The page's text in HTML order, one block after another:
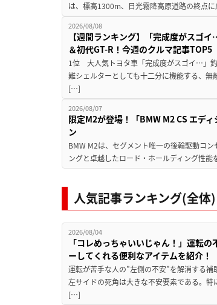
は、標高1300m、日光霧降高原道路の終点
2026/08/08
【週間ランキング】「完成度がスゴ
＆初代GT-R！今週のクルマ記事TOP5
1位 大人気トヨタ車「完成度がスゴイ…」
難シェルターとしても十二分に機能する、
[…]
2026/08/07
限定M2が登場！「BMW M2 CS エデ
ン
BMW M2は、セグメント唯一の後輪駆動コ
ングと卓越したロード・ホールディング性
人気記事ランキング(全体)
2026/08/04
「コレめっちゃいいじゃん！」運転
ーしてくれる便利なアイテムを紹介！
運転が苦手な人の”左側の不安”を解消する補
左サイドの死角は大きな不安要素である。
[…]